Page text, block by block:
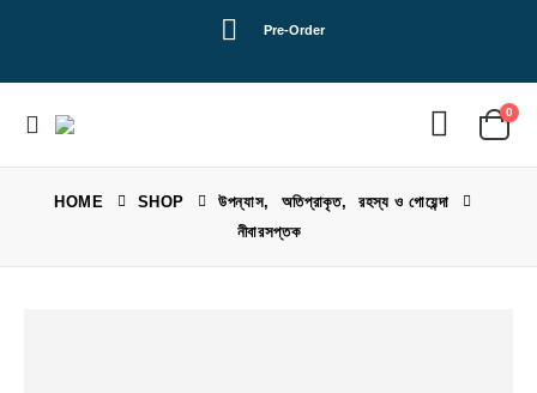
Pre-Order
0
HOME SHOP উপন্যাস, অতিপ্রাকৃত,
রহস্য ও গোয়েন্দা
নীবারসপ্তক